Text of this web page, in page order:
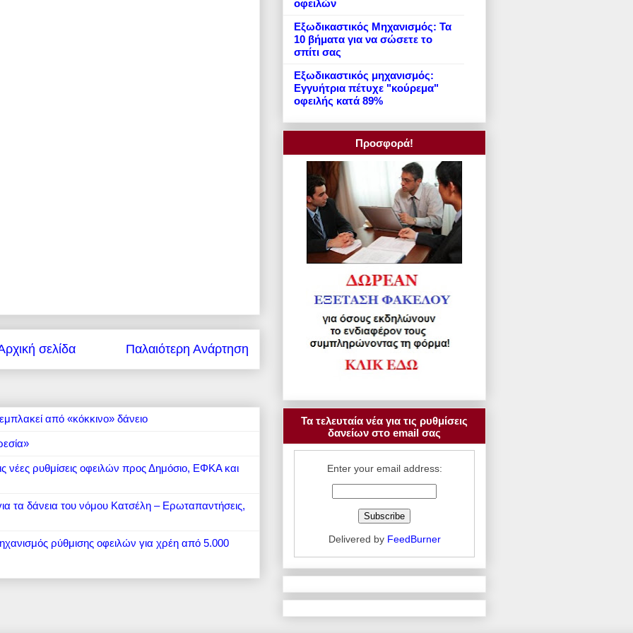
Παλαιότερη Ανάρτηση
σελίδα
από «κόκκινο» δάνειο
νέες ρυθμίσεις οφειλών προς Δημόσιο, ΕΦΚΑ και
τα δάνεια του νόμου Κατσέλη – Ερωταπαντήσεις,
ρύθμισης οφειλών για χρέη από 5.000
οφειλών
Εξωδικαστικός Μηχανισμός: Τα
10 βήματα για να σώσετε το
σπίτι σας
Εξωδικαστικός μηχανισμός:
Εγγυήτρια πέτυχε "κούρεμα"
οφειλής κατά 89%
Προσφορά!
Τα τελευταία νέα για τις ρυθμίσεις
δανείων στο email σας
Enter your email address:
Delivered by FeedBurner